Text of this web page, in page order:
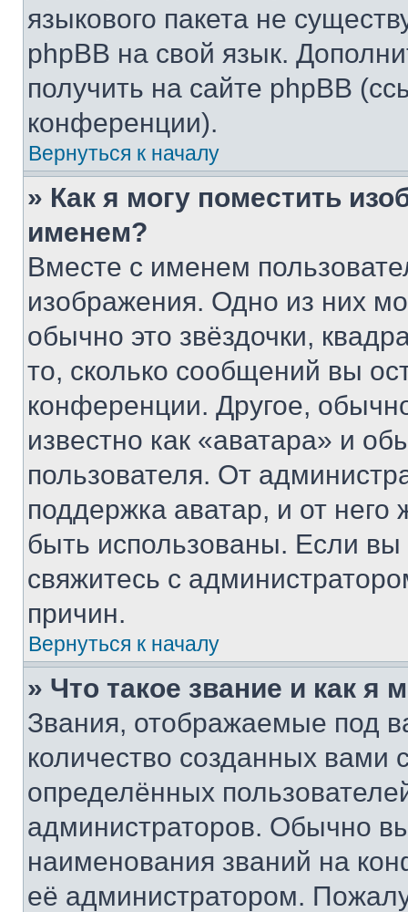
языкового пакета не
phpBB на свой язык.
получить на сайте phpBB
конференции).
Вернуться к началу
» Как я могу поместить
именем?
Вместе с именем
изображения. Одно из них
обычно это звёздочки,
то, сколько сообщений вы
конференции. Другое,
известно как «аватара» и
пользователя. От
поддержка аватар, и от него
быть использованы. Если
свяжитесь с
причин.
Вернуться к началу
» Что такое звание и как я
Звания, отображаемые под
количество созданных
определённых
администраторов. Обычно
наименования званий на
её администратором.